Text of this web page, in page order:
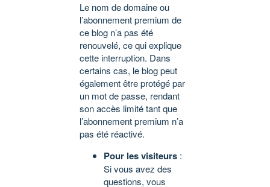
Le nom de domaine ou
l’abonnement premium de
ce blog n’a pas été
renouvelé, ce qui explique
cette interruption. Dans
certains cas, le blog peut
également être protégé par
un mot de passe, rendant
son accès limité tant que
l’abonnement premium n’a
pas été réactivé.
Pour les visiteurs :
Si vous avez des
questions, vous